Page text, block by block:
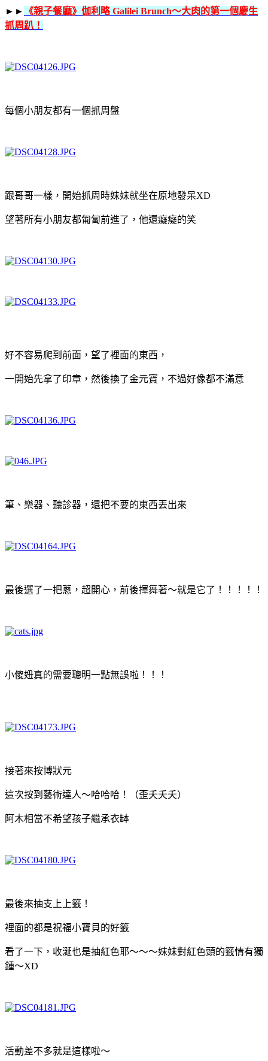
►►
《親子餐廳》伽利略 Galilei Brunch～大肉的第一個慶生
抓周趴！
每個小朋友都有一個抓周盤
跟哥哥一樣，開始抓周時妹妹就坐在原地發呆XD
望著所有小朋友都匍匐前進了，他還癡癡的笑
好不容易爬到前面，望了裡面的東西，
一開始先拿了印章，然後換了金元寶，不過好像都不滿意
筆、樂器、聽診器，還把不要的東西丟出來
最後選了一把蔥，超開心，前後揮舞著～就是它了！！！！！
小傻妞真的需要聰明一點無誤啦！！！
接著來按博狀元
這次按到藝術達人～哈哈哈！（歪夭夭夭）
阿木相當不希望孩子繼承衣缽
最後來抽支上上籤！
裡面的都是祝福小寶貝的好籤
看了一下，收涎也是抽紅色耶～～～妹妹對紅色頭的籤情有獨
鍾～XD
活動差不多就是這樣啦～